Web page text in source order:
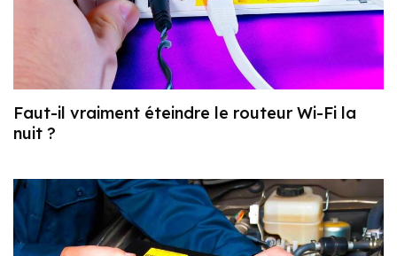
Faut-il vraiment éteindre le routeur Wi-Fi la
nuit ?